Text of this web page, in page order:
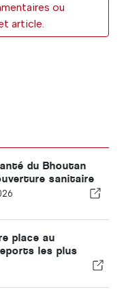
ou
article.
du Bhoutan
sanitaire
place au
les plus